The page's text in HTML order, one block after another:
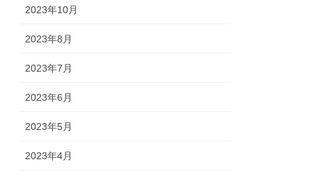
2023年10月
2023年8月
2023年7月
2023年6月
2023年5月
2023年4月